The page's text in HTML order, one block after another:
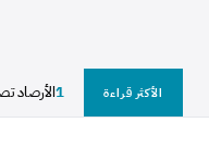
الأكثر قراءة 1الأرصاد